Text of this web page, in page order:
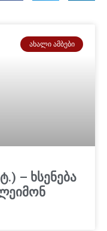
ᲐᲮᲐᲚᲘ ᲐᲛᲑᲔᲑᲘ
– ხსენება